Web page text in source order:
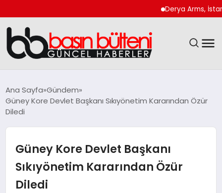
Derya Arms, İstanbul
GÜNCEL
SAĞLIK
Ana Sayfa Gündem
Güney Kore Devlet Başkanı Sıkıyönetim Kararından Özür
Diledi
Güney Kore Devlet Başkanı
Sıkıyönetim Kararından Özür
Diledi